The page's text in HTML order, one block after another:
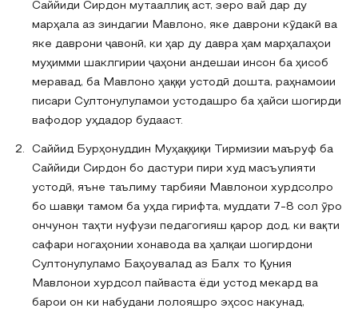
Саййиди Сирдон мутааллиқ аст, зеро вай дар ду
марҳала аз зиндагии Мавлоно, яке даврони кӯдакӣ ва
яке даврони ҷавонӣ, ки ҳар ду давра ҳам марҳалаҳои
муҳимми шаклгирии ҷаҳони андешаи инсон ба ҳисоб
меравад, ба Мавлоно ҳаққи устодӣ дошта, раҳнамоии
писари Султонулуламои устодашро ба ҳайси шогирди
вафодор уҳдадор будааст.
Саййид Бурҳонуддин Муҳаққиқи Тирмизии маъруф ба
Саййиди Сирдон бо дастури пири худ масъулияти
устодӣ, яъне таълиму тарбияи Мавлонои хурдсолро
бо шавқи тамом ба уҳда гирифта, муддати 7-8 сол ӯро
ончунон таҳти нуфузи педагогияш қарор дод, ки вақти
сафари ногаҳонии хонавода ва ҳалқаи шогирдони
Султонулуламо Баҳоувалад аз Балх то Қуния
Мавлонои хурдсол пайваста ёди устод мекард ва
барои он ки набудани лолояшро эҳсос накунад,